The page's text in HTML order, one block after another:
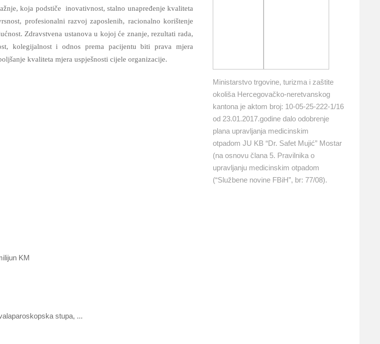
koja podstiče inovativnost, stalno unapređenje kvaliteta
profesionalni razvoj zaposlenih, racionalno korištenje
Zdravstvena ustanova u kojoj će znanje, rezultati rada,
kolegijalnost i odnos prema pacijentu biti prava mjera
kvaliteta mjera uspješnosti cijele organizacije.
Ministarstvo trgovine, turizma i zaštite
okoliša Hercegovačko-neretvanskog
kantona je aktom broj: 10-05-25-222-1/16
od 23.01.2017.godine dalo odobrenje
plana upravljanja medicinskim
otpadom JU KB “Dr. Safet Mujić” Mostar
(na osnovu člana 5. Pravilnika o
upravljanju medicinskim otpadom
(“Službene novine FBiH”, br: 77/08).
stupa, ...